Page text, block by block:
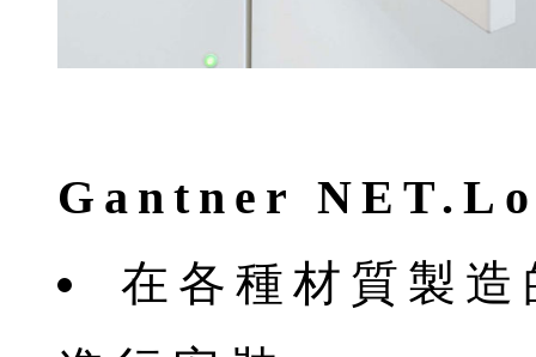
Gantner
在各種材質製